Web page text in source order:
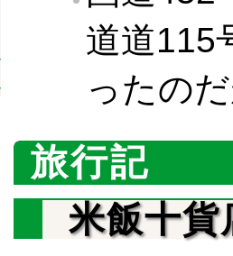
道道115
ったの
旅行記
米飯十貨